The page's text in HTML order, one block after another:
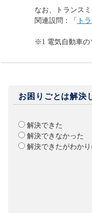
なお、トランス
関連設問：「 ト
※1 電気自動車の
お困りごとは解決
解決できた
解決できなかった
解決できたがわか